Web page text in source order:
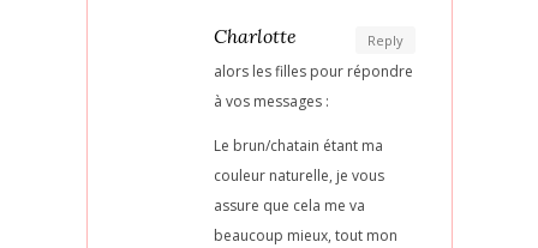
Reply
Charlotte
alors les filles pour répondre
à vos messages :
Le brun/chatain étant ma
couleur naturelle, je vous
assure que cela me va
beaucoup mieux, tout mon